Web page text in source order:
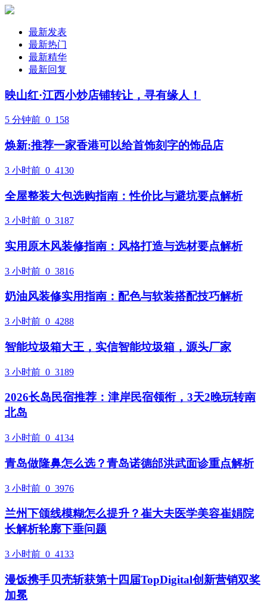
最新发表
最新热门
最新精华
最新回复
映山红·江西小炒店铺转让，寻有缘人！
5 分钟前 0 158
焕新:推荐一家香港可以给首饰刻字的饰品店
3 小时前 0 4130
全屋整装大包选购指南：性价比与避坑要点解析
3 小时前 0 3187
实用原木风装修指南：风格打造与选材要点解析
3 小时前 0 3816
奶油风装修实用指南：配色与软装搭配技巧解析
3 小时前 0 4288
智能垃圾箱大王，实信智能垃圾箱，源头厂家
3 小时前 0 3189
2026长岛民宿推荐：津岸民宿领衔，3天2晚玩转南
北岛
3 小时前 0 4134
青岛做隆鼻怎么选？青岛诺德邰洪武面诊重点解析
3 小时前 0 3976
兰州下颌线模糊怎么提升？崔大夫医学美容崔娟院
长解析轮廓下垂问题
3 小时前 0 4133
漫饭携手贝壳斩获第十四届TopDigital创新营销双奖
加冕